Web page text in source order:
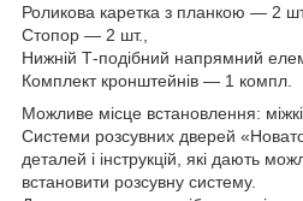
Роликова каретка з планкою — 2
Стопор — 2 шт.,
Нижній Т-подібний напрямний
Комплект кронштейнів — 1 компл.
Можливе місце встановлення:
Системи розсувних дверей
деталей і інструкцій, які дають
встановити розсувну систему.